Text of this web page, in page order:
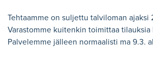
Tehtaamme on suljettu talviloman ajaksi
Varastomme kuitenkin toimittaa
Palvelemme jälleen normaalisti ma 9.3.